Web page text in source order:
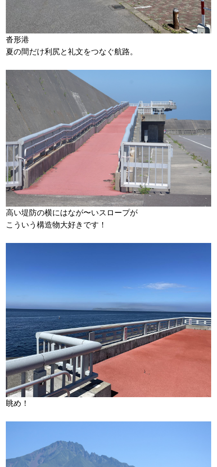
沓形港
夏の間だけ利尻と礼文をつなぐ航路。
高い堤防の横にはなが〜いスロープが
こういう構造物大好きです！
眺め！